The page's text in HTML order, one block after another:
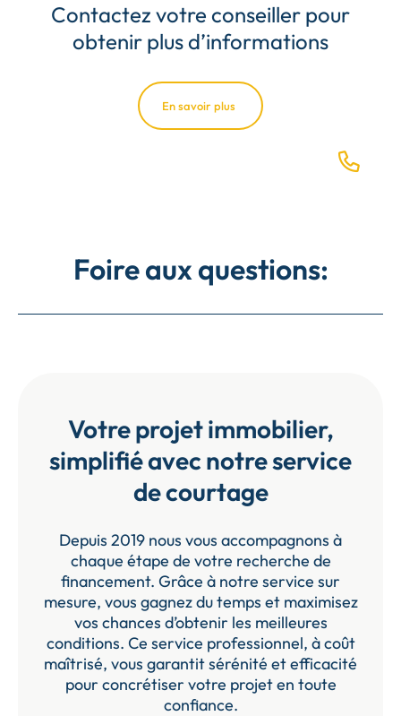
Contactez votre conseiller pour
obtenir plus d’informations
En savoir plus
Foire aux questions:
Votre projet immobilier,
simplifié avec notre service
de courtage
Depuis 2019 nous vous accompagnons à
chaque étape de votre recherche de
financement. Grâce à notre service sur
mesure, vous gagnez du temps et maximisez
vos chances d’obtenir les meilleures
conditions. Ce service professionnel, à coût
maîtrisé, vous garantit sérénité et efficacité
pour concrétiser votre projet en toute
confiance.